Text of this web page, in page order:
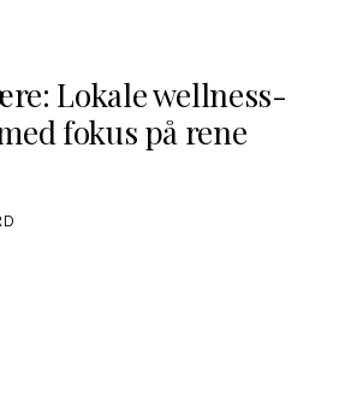
Lokale wellness-
fokus på rene